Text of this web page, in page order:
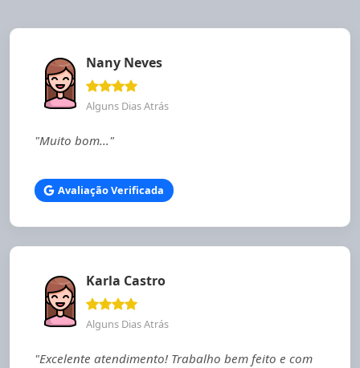
Nany Neves
Alguns Dias Atrás
"Muito bom..."
Avaliação Verificada
Karla Castro
Alguns Dias Atrás
"Excelente atendimento! Trabalho bem feito e com